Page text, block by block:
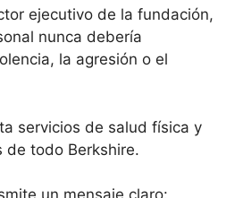
ejecutivo de la fundación,
nunca debería
la agresión o el
servicios de salud física y
de todo Berkshire.